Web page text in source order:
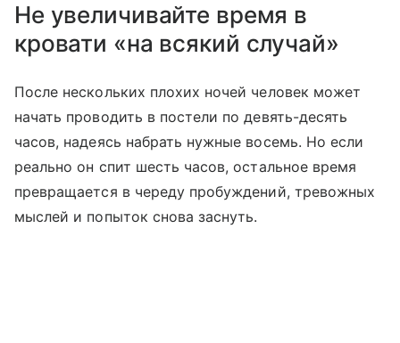
Не увеличивайте время в
кровати «на всякий случай»
После нескольких плохих ночей человек может
начать проводить в постели по девять-десять
часов, надеясь набрать нужные восемь. Но если
реально он спит шесть часов, остальное время
превращается в череду пробуждений, тревожных
мыслей и попыток снова заснуть.